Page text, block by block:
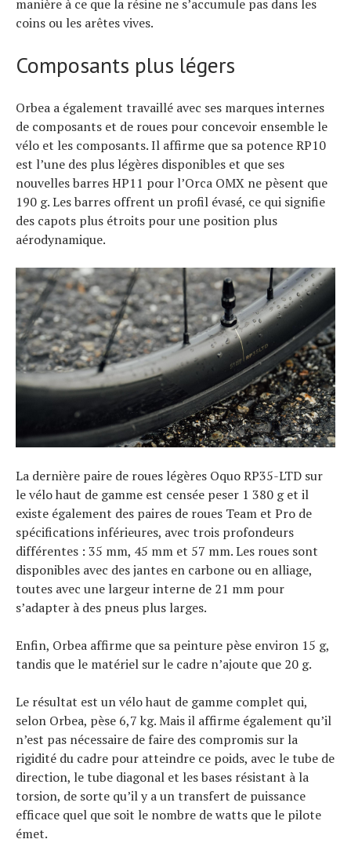
manière à ce que la résine ne s’accumule pas dans les
coins ou les arêtes vives.
Composants plus légers
Orbea a également travaillé avec ses marques internes
de composants et de roues pour concevoir ensemble le
vélo et les composants. Il affirme que sa potence RP10
est l’une des plus légères disponibles et que ses
nouvelles barres HP11 pour l’Orca OMX ne pèsent que
190 g. Les barres offrent un profil évasé, ce qui signifie
des capots plus étroits pour une position plus
aérodynamique.
La dernière paire de roues légères Oquo RP35-LTD sur
le vélo haut de gamme est censée peser 1 380 g et il
existe également des paires de roues Team et Pro de
spécifications inférieures, avec trois profondeurs
différentes : 35 mm, 45 mm et 57 mm. Les roues sont
disponibles avec des jantes en carbone ou en alliage,
toutes avec une largeur interne de 21 mm pour
s’adapter à des pneus plus larges.
Enfin, Orbea affirme que sa peinture pèse environ 15 g,
tandis que le matériel sur le cadre n’ajoute que 20 g.
Le résultat est un vélo haut de gamme complet qui,
selon Orbea, pèse 6,7 kg. Mais il affirme également qu’il
n’est pas nécessaire de faire des compromis sur la
rigidité du cadre pour atteindre ce poids, avec le tube de
direction, le tube diagonal et les bases résistant à la
torsion, de sorte qu’il y a un transfert de puissance
efficace quel que soit le nombre de watts que le pilote
émet.